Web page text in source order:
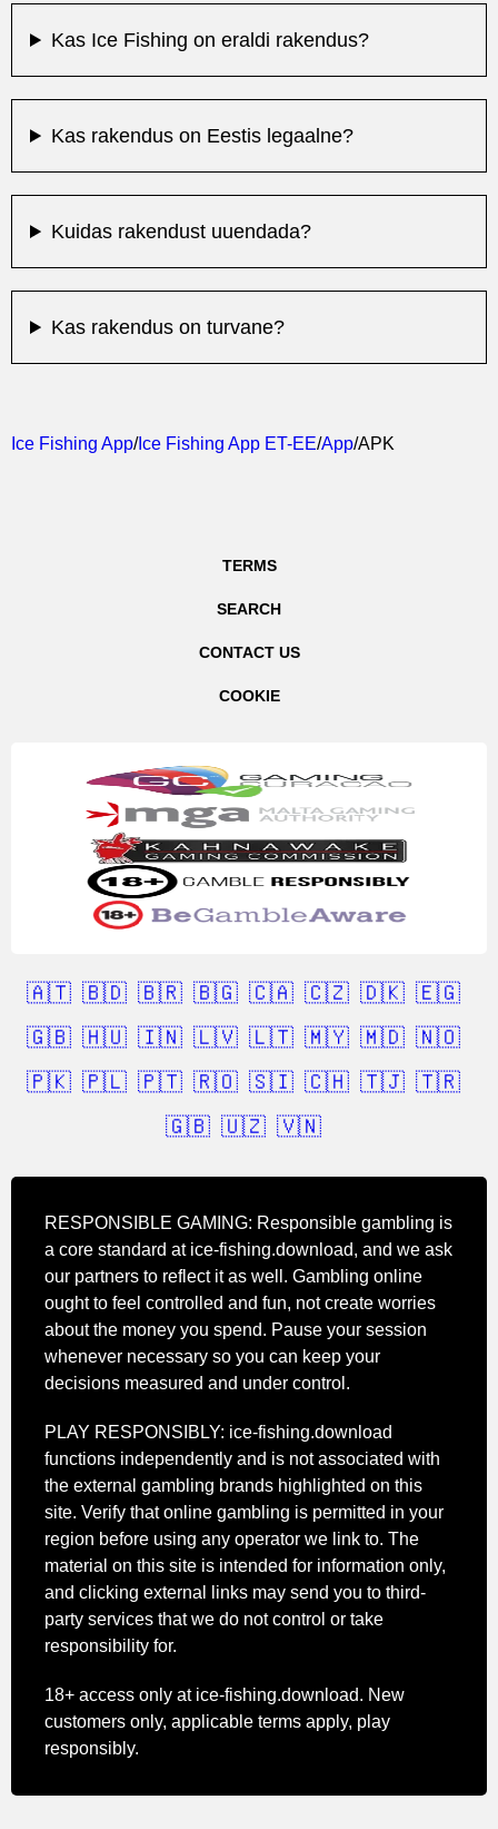
Kas Ice Fishing on eraldi rakendus?
Kas rakendus on Eestis legaalne?
Kuidas rakendust uuendada?
Kas rakendus on turvane?
Ice Fishing App/Ice Fishing App ET-EE/App/APK
TERMS
SEARCH
CONTACT US
COOKIE
🇦🇹 🇧🇩 🇧🇷 🇧🇬 🇨🇦 🇨🇿 🇩🇰 🇪🇬
🇬🇧 🇭🇺 🇮🇳 🇱🇻 🇱🇹 🇲🇾 🇲🇩 🇳🇴
🇵🇰 🇵🇱 🇵🇹 🇷🇴 🇸🇮 🇨🇭 🇹🇯 🇹🇷
🇬🇧 🇺🇿 🇻🇳
RESPONSIBLE GAMING: Responsible gambling is
a core standard at ice-fishing.download, and we ask
our partners to reflect it as well. Gambling online
ought to feel controlled and fun, not create worries
about the money you spend. Pause your session
whenever necessary so you can keep your
decisions measured and under control.
PLAY RESPONSIBLY: ice-fishing.download
functions independently and is not associated with
the external gambling brands highlighted on this
site. Verify that online gambling is permitted in your
region before using any operator we link to. The
material on this site is intended for information only,
and clicking external links may send you to third-
party services that we do not control or take
responsibility for.
18+ access only at ice-fishing.download. New
customers only, applicable terms apply, play
responsibly.